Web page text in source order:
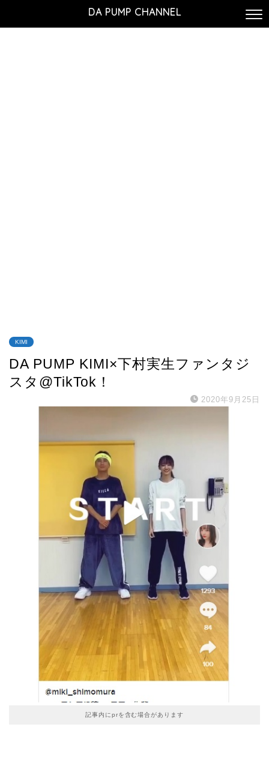
DA PUMP CHANNEL
KIMI
DA PUMP KIMI×下村実生ファンタジ
スタ@TikTok！
2020年9月25日
記事内にprを含む場合があります